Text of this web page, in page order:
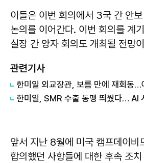
이들은 이번 회의에서 3국 간 안
논의를 이어간다. 이번 회의를 계
실장 간 양자 회의도 개최될 전망
관련기사
한미일, SMR 수출 동맹 띄웠다… AI
앞서 지난 8월에 미국 캠프데이비
합의했던 사항들에 대한 후속 조